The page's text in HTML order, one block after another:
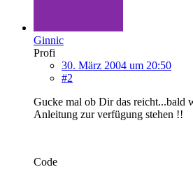
Ginnic
Profi
30. März 2004 um 20:50
#2
Gucke mal ob Dir das reicht...bald
Anleitung zur verfügung stehen !!
Code